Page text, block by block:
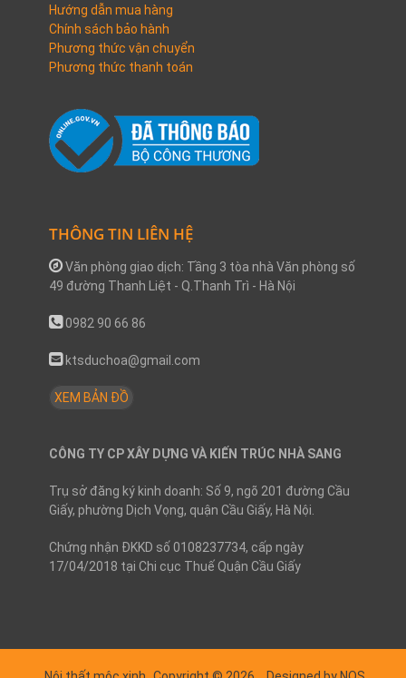
Hướng dẫn mua hàng
Chính sách bảo hành
Phương thức vận chuyển
Phương thức thanh toán
THÔNG TIN LIÊN HỆ
Văn phòng giao dịch: Tầng 3 tòa nhà Văn phòng số
49 đường Thanh Liệt - Q.Thanh Trì - Hà Nội
0982 90 66 86
ktsduchoa@gmail.com
XEM BẢN ĐỒ
CÔNG TY CP XÂY DỰNG VÀ KIẾN TRÚC NHÀ SANG
Trụ sở đăng ký kinh doanh: Số 9, ngõ 201 đường Cầu
Giấy, phường Dịch Vọng, quận Cầu Giấy, Hà Nội.
Chứng nhận ĐKKD số 0108237734, cấp ngày
17/04/2018 tại Chi cục Thuế Quận Cầu Giấy